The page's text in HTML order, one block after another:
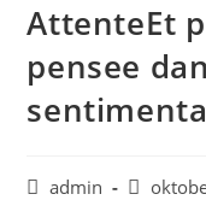
AttenteEt
pensee
admin